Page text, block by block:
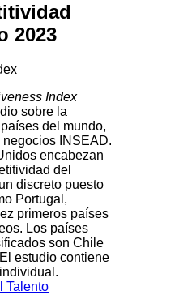
2023
Index
sobre la
del mundo,
INSEAD.
encabezan
del
discreto puesto
Portugal,
primeros países
Los países
son Chile
estudio contiene
Talento